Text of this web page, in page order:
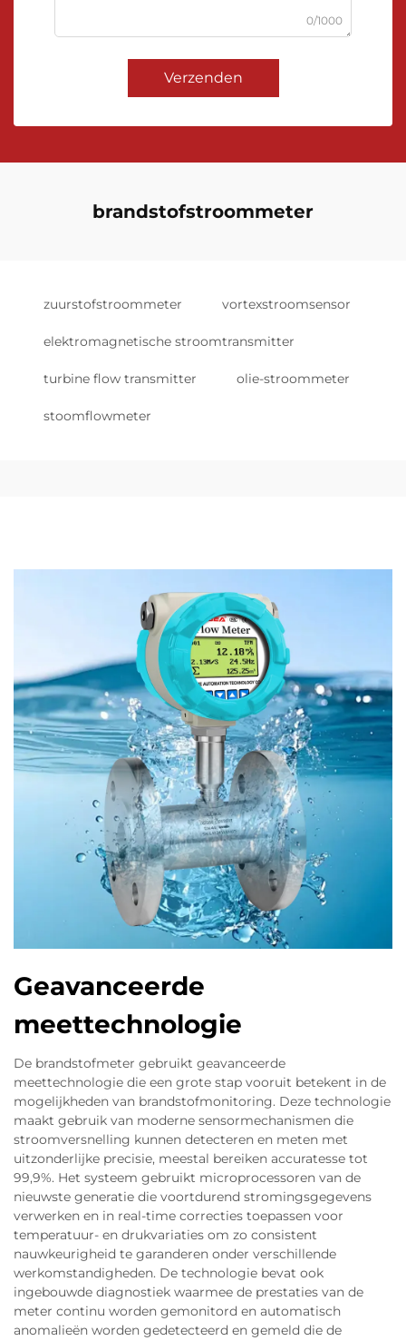
0/1000
Verzenden
brandstofstroommeter
zuurstofstroommeter vortexstroomsensor
elektromagnetische stroomtransmitter
turbine flow transmitter olie-stroommeter
stoomflowmeter
Geavanceerde
meettechnologie
De brandstofmeter gebruikt geavanceerde
meettechnologie die een grote stap vooruit betekent in de
mogelijkheden van brandstofmonitoring. Deze technologie
maakt gebruik van moderne sensormechanismen die
stroomversnelling kunnen detecteren en meten met
uitzonderlijke precisie, meestal bereiken accuratesse tot
99,9%. Het systeem gebruikt microprocessoren van de
nieuwste generatie die voortdurend stromingsgegevens
verwerken en in real-time correcties toepassen voor
temperatuur- en drukvariaties om zo consistent
nauwkeurigheid te garanderen onder verschillende
werkomstandigheden. De technologie bevat ook
ingebouwde diagnostiek waarmee de prestaties van de
meter continu worden gemonitord en automatisch
anomalieën worden gedetecteerd en gemeld die de